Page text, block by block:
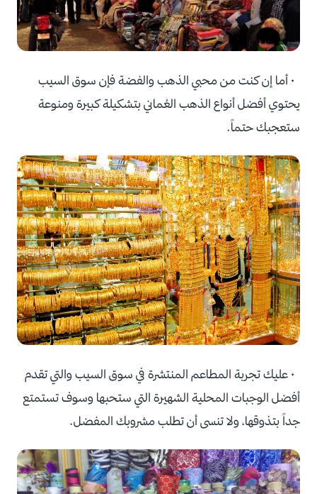
• أما إن كنت من محبي الذهب والفضة فإن سوق السيب
يحتوي أفضل أنواع الذهب العُماني بتشكيلة كبيرة ومنوعة
ستعجبك حتماً.
• عليك تجربة المطاعم المنتشرة في سوق السيب والتي تقدم
أفضل الوجبات المحلية الشهيرة التي ستحبها وسوف تستمتع
جداً بتذوقها، ولا تنسى أن تطلب مشروبك المفضل.